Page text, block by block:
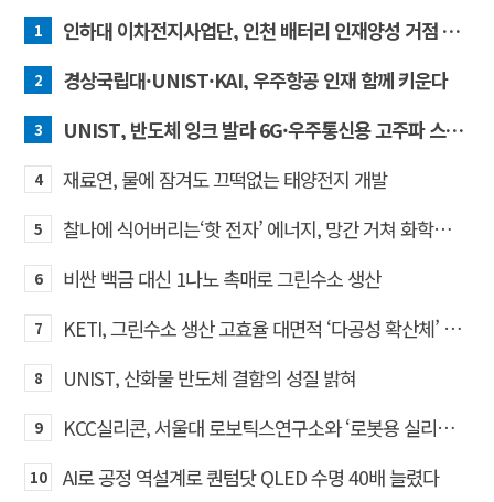
1 인하대 이차전지사업단, 인천 배터리 인재양성 거점 역할 강화
2 경상국립대·UNIST·KAI, 우주항공 인재 함께 키운다
3 UNIST, 반도체 잉크 발라 6G·우주통신용 고주파 스위치 만든다
4 재료연, 물에 잠겨도 끄떡없는 태양전지 개발
5 찰나에 식어버리는‘핫 전자’ 에너지, 망간 거쳐 화학반응에 쓴다
6 비싼 백금 대신 1나노 촉매로 그린수소 생산
7 KETI, 그린수소 생산 고효율 대면적 ‘다공성 확산체’ 개발
8 UNIST, 산화물 반도체 결함의 성질 밝혀
9 KCC실리콘, 서울대 로보틱스연구소와 ‘로봇용 실리콘 소재’ 기술교류
10 AI로 공정 역설계로 퀀텀닷 QLED 수명 40배 늘렸다